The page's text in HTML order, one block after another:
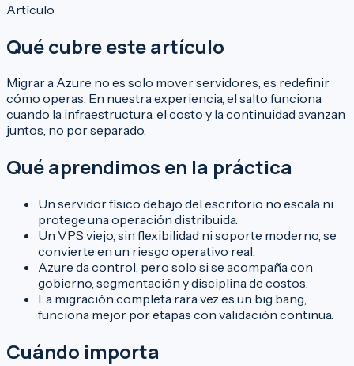
Artículo
Qué cubre este artículo
Migrar a Azure no es solo mover servidores, es redefinir
cómo operas. En nuestra experiencia, el salto funciona
cuando la infraestructura, el costo y la continuidad avanzan
juntos, no por separado.
Qué aprendimos en la práctica
Un servidor físico debajo del escritorio no escala ni
protege una operación distribuida.
Un VPS viejo, sin flexibilidad ni soporte moderno, se
convierte en un riesgo operativo real.
Azure da control, pero solo si se acompaña con
gobierno, segmentación y disciplina de costos.
La migración completa rara vez es un big bang,
funciona mejor por etapas con validación continua.
Cuándo importa